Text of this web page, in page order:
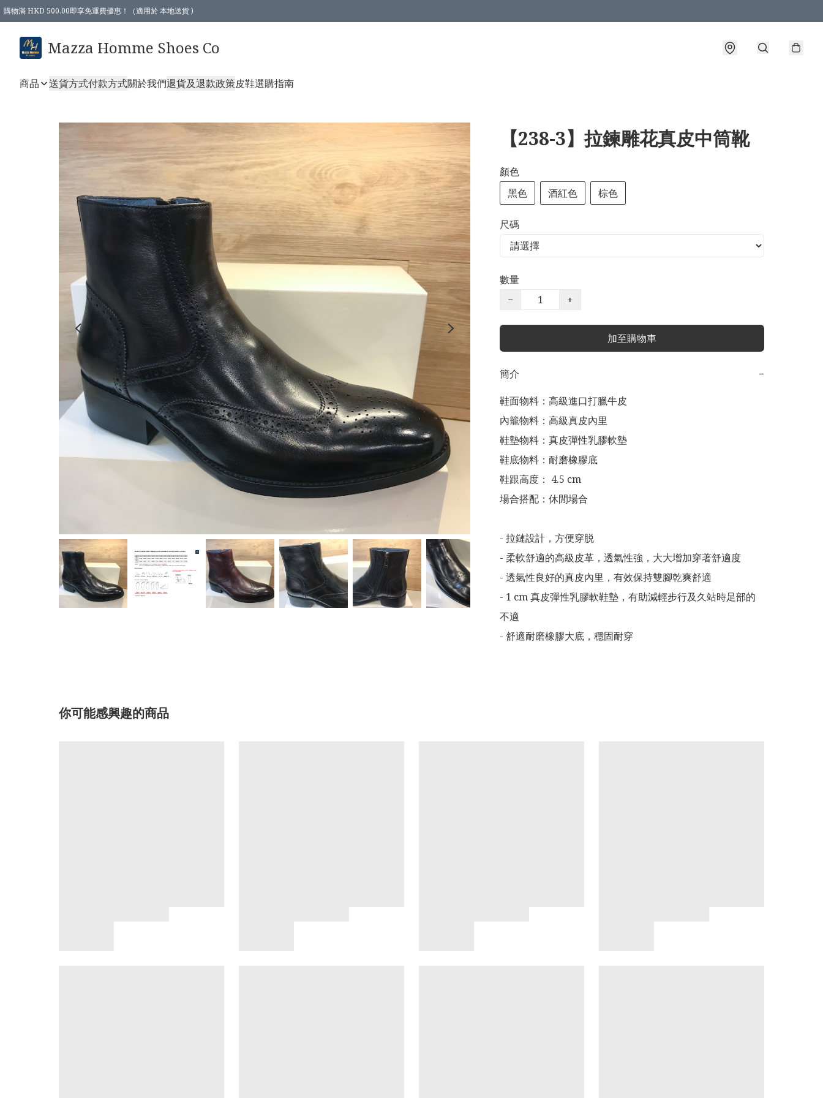
購物滿 HKD 500.00即享免運費優惠！（適用於 本地送貨 )
Mazza Homme Shoes Co
商品 送貨方式付款方式關於我們退貨及退款政策皮鞋選購指南
【238-3】拉鍊雕花真皮中筒靴
顏色
黑色
酒紅色 棕色
尺碼
數量
−
+
加至購物車
簡介
−
鞋面物料：高級進口打臘牛皮
內籠物料：高級真皮內里
鞋墊物料：真皮彈性乳膠軟墊
鞋底物料：耐磨橡膠底
鞋跟高度： 4.5 cm
場合搭配：休閒場合
- 拉鏈設計，方便穿脱
- 柔軟舒適的高級皮革，透氣性強，大大增加穿著舒適度
- 透氣性良好的真皮內里，有效保持雙腳乾爽舒適
- 1 cm 真皮彈性乳膠軟鞋墊，有助減輕步行及久站時足部的
不適
- 舒適耐磨橡膠大底，穩固耐穿
你可能感興趣的商品